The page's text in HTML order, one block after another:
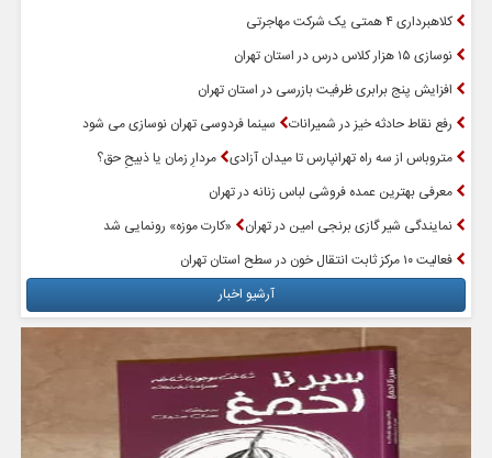
کلاهبرداری ۴ همتی یک شرکت مهاجرتی
نوسازی ۱۵ هزار کلاس درس در استان تهران
افزایش پنج برابری ظرفیت بازرسی در استان تهران
رفع نقاط حادثه خیز در شمیرانات
سینما فردوسی تهران نوسازی می شود
متروباس از سه راه تهرانپارس تا میدان آزادی مردارِ زمان یا ذبیحِ حق؟
معرفی بهترین عمده فروشی لباس زنانه در تهران
نمایندگی شیر گازی برنجی امین در تهران
«کارت موزه» رونمایی شد
فعالیت ۱۰ مرکز ثابت انتقال خون در سطح استان تهران
آرشیو اخبار